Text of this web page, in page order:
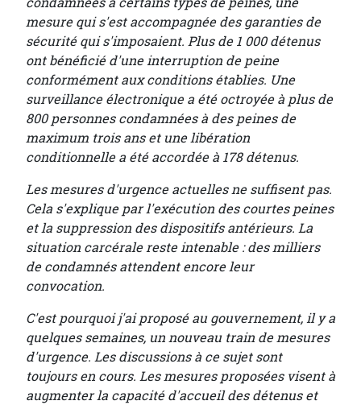
mesure qui s'est accompagnée des garanties de
sécurité qui s'imposaient. Plus de 1 000 détenus
ont bénéficié d'une interruption de peine
conformément aux conditions établies. Une
surveillance électronique a été octroyée à plus de
800 personnes condamnées à des peines de
maximum trois ans et une libération
conditionnelle a été accordée à 178 détenus.
Les mesures d'urgence actuelles ne suffisent pas.
Cela s'explique par l'exécution des courtes peines
et la suppression des dispositifs antérieurs. La
situation carcérale reste intenable : des milliers
de condamnés attendent encore leur
convocation.
C'est pourquoi j'ai proposé au gouvernement, il y a
quelques semaines, un nouveau train de mesures
d'urgence. Les discussions à ce sujet sont
toujours en cours. Les mesures proposées visent à
augmenter la capacité d'accueil des détenus et